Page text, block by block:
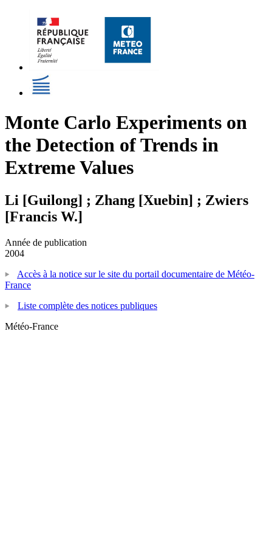
Monte Carlo Experiments on
the Detection of Trends in
Extreme Values
Li [Guilong] ; Zhang [Xuebin] ; Zwiers
[Francis W.]
Année de publication
2004
Accès à la notice sur le site du portail documentaire de Météo-
France
Liste complète des notices publiques
Météo-France